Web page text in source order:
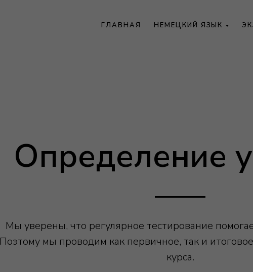
ГЛАВНАЯ НЕМЕЦКИЙ ЯЗЫК
Определение
Мы уверены, что регулярное тестирование
Поэтому мы проводим как первичное, так и
курса.